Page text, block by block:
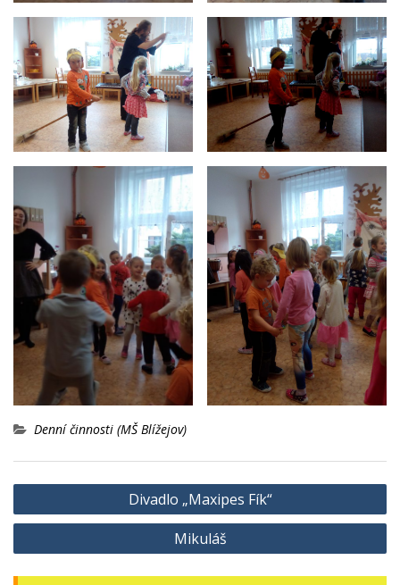
Denní činnosti (MŠ Blížejov)
Navigace
pro
Divadlo „Maxipes Fík“
Mikuláš